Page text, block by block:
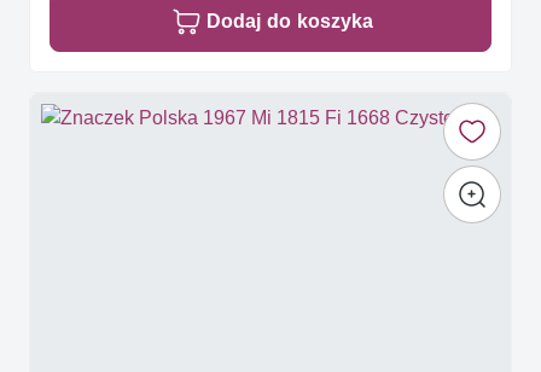
Dodaj do koszyka